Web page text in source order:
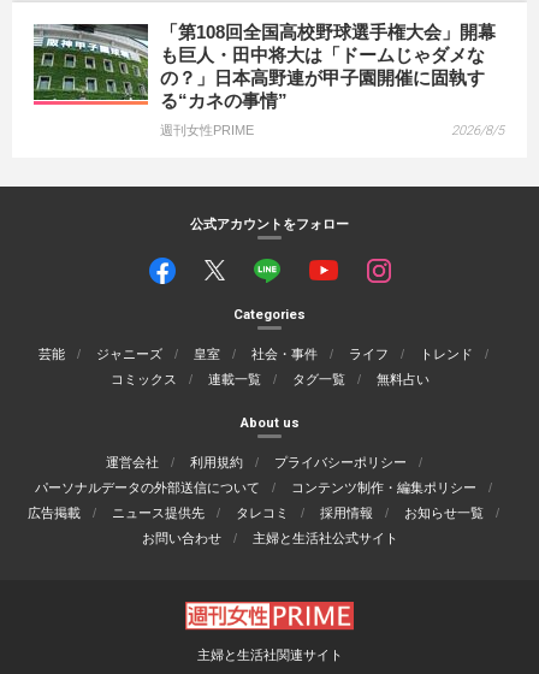
「第108回全国高校野球選手権大会」開幕
も巨人・田中将大は「ドームじゃダメな
の？」日本高野連が甲子園開催に固執す
る“カネの事情”
週刊女性PRIME 2026/8/5
公式アカウントをフォロー
Categories
芸能 ジャニーズ 皇室 社会・事件 ライフ
トレンド
コミックス
連載一覧 タグ一覧 無料占い
About us
運営会社 利用規約
プライバシーポリシー
パーソナルデータの外部送信について
コンテンツ制作・編集ポリシー
広告掲載
ニュース提供先 タレコミ 採用情報
お知らせ一覧
お問い合わせ
主婦と生活社公式サイト
主婦と生活社関連サイト